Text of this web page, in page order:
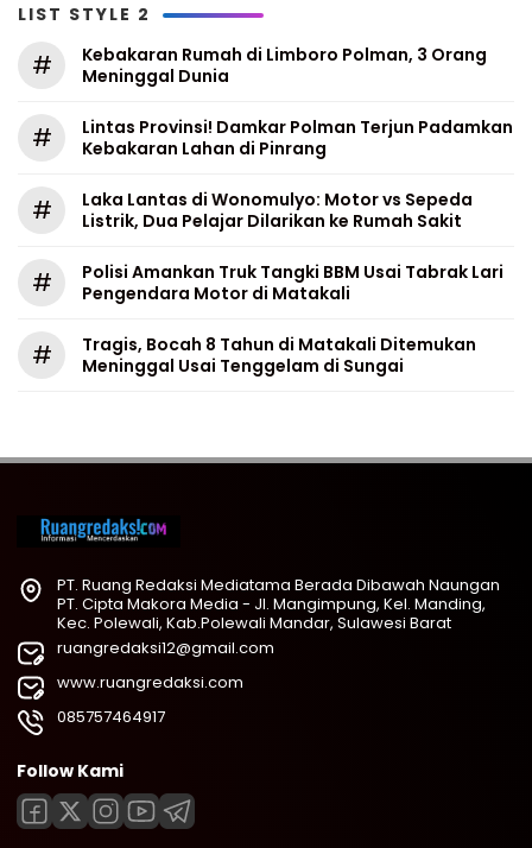
LIST STYLE 2
#
Kebakaran Rumah di Limboro Polman, 3 Orang
Meninggal Dunia
#
Lintas Provinsi! Damkar Polman Terjun Padamkan
Kebakaran Lahan di Pinrang
#
Laka Lantas di Wonomulyo: Motor vs Sepeda
Listrik, Dua Pelajar Dilarikan ke Rumah Sakit
#
Polisi Amankan Truk Tangki BBM Usai Tabrak Lari
Pengendara Motor di Matakali
#
Tragis, Bocah 8 Tahun di Matakali Ditemukan
Meninggal Usai Tenggelam di Sungai
PT. Ruang Redaksi Mediatama Berada Dibawah Naungan
PT. Cipta Makora Media - Jl. Mangimpung, Kel. Manding,
Kec. Polewali, Kab.Polewali Mandar, Sulawesi Barat
ruangredaksi12@gmail.com
www.ruangredaksi.com
085757464917
Follow Kami